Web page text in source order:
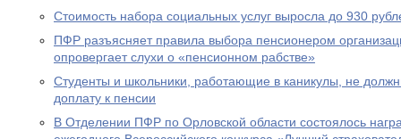
Стоимость набора социальных услуг выросла до 930
ПФР разъясняет правила выбора пенсионером
опровергает слухи о «пенсионном рабстве»
Студенты и школьники, работающие в каникулы, не
доплату к пенсии
В Отделении ПФР по Орловской области состоялось